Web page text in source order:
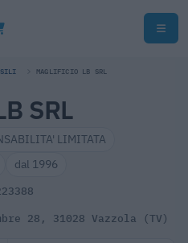
MAGLIFICIO LB SRL
SRL
LIMITATA
dal 1996
28, 31028 Vazzola (TV)